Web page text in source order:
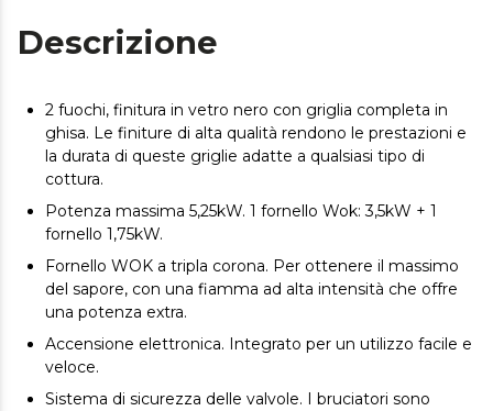
Descrizione
2 fuochi, finitura in vetro nero con griglia completa in
ghisa. Le finiture di alta qualità rendono le prestazioni e
la durata di queste griglie adatte a qualsiasi tipo di
cottura.
Potenza massima 5,25kW. 1 fornello Wok: 3,5kW + 1
fornello 1,75kW.
Fornello WOK a tripla corona. Per ottenere il massimo
del sapore, con una fiamma ad alta intensità che offre
una potenza extra.
Accensione elettronica. Integrato per un utilizzo facile e
veloce.
Sistema di sicurezza delle valvole. I bruciatori sono